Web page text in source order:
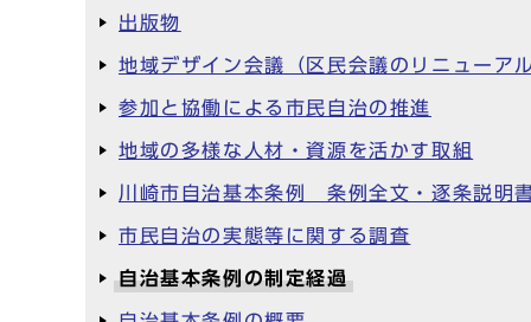
出版物
地域デザイン会議（区民会議のリニューアル
参加と協働による市民自治の推進
地域の多様な人材・資源を活かす取組
川崎市自治基本条例 条例全文・逐条説明
市民自治の実態等に関する調査
自治基本条例の制定経過